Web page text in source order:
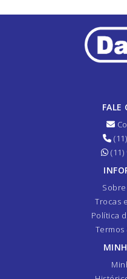
FALE
(11)
Trocas
Política
Termos